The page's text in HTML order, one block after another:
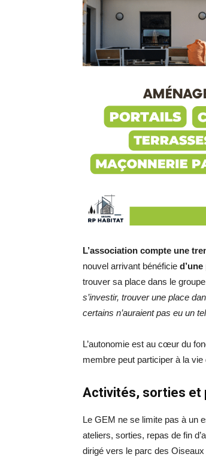
L’association compte une
nouvel arrivant bénéficie
trouver sa place dans le
s’investir, trouver une place
certains n’auraient pas eu un
L’autonomie est au cœur du
membre peut participer à la
Activités, sorties et
Le GEM ne se limite pas à un
ateliers, sorties, repas de fin
dirigé vers le parc des